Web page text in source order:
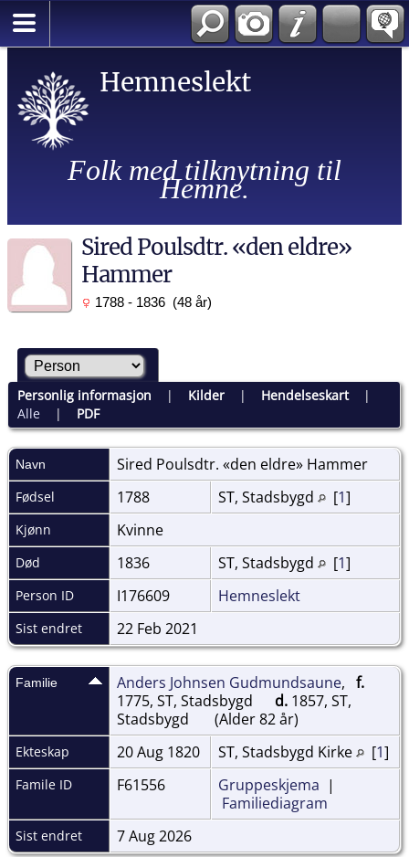
Hemneslekt
Folk med tilknytning til
Hemne.
Sired Poulsdtr. «den eldre»
Hammer
1788 - 1836 (48 år)
Personlig informasjon | Kilder| Hendelseskart|
Alle| PDF
Navn Sired Poulsdtr. «den eldre» Hammer
Fødsel 1788 ST, Stadsbygd [1]
Kjønn Kvinne
Død 1836 ST, Stadsbygd [1]
Person ID I176609 Hemneslekt
Sist endret 22 Feb 2021
Familie Anders Johnsen Gudmundsaune, f.
1775, ST, Stadsbygd
d. 1857, ST,
Stadsbygd
(Alder 82 år)
Ekteskap 20 Aug 1820 ST, Stadsbygd Kirke [1]
Famile ID F61556 Gruppeskjema |
Familiediagram
Sist endret 7 Aug 2026